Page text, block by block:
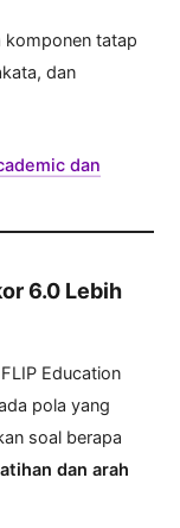
komponen tatap
dan
dan
6.0 Lebih
Education
pola yang
soal berapa
dan arah